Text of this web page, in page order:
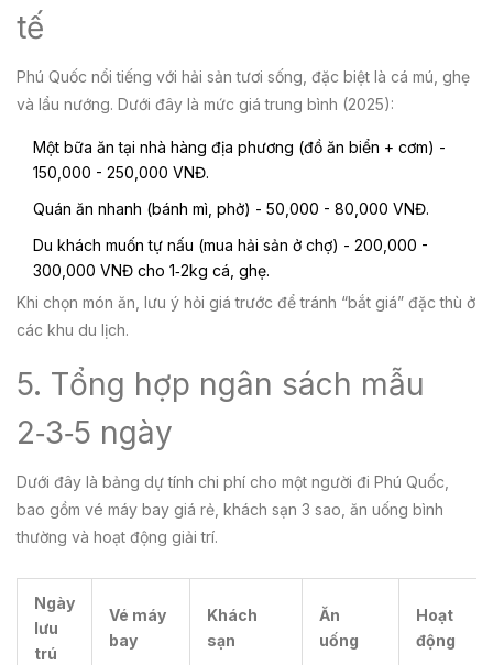
tế
Phú Quốc nổi tiếng với hải sản tươi sống, đặc biệt là cá mú, ghẹ
và lẩu nướng. Dưới đây là mức giá trung bình (2025):
Một bữa ăn tại nhà hàng địa phương (đồ ăn biển + cơm) -
150,000 - 250,000 VNĐ.
Quán ăn nhanh (bánh mì, phở) - 50,000 - 80,000 VNĐ.
Du khách muốn tự nấu (mua hải sản ở chợ) - 200,000 -
300,000 VNĐ cho 1‑2kg cá, ghẹ.
Khi chọn món ăn, lưu ý hỏi giá trước để tránh “bắt giá” đặc thù ở
các khu du lịch.
5. Tổng hợp ngân sách mẫu
2‑3‑5 ngày
Dưới đây là bảng dự tính chi phí cho một người đi Phú Quốc,
bao gồm vé máy bay giá rẻ, khách sạn 3 sao, ăn uống bình
thường và hoạt động giải trí.
Ngày
lưu
trú
Vé máy
bay
Khách
sạn
Ăn
uống
Hoạt
động